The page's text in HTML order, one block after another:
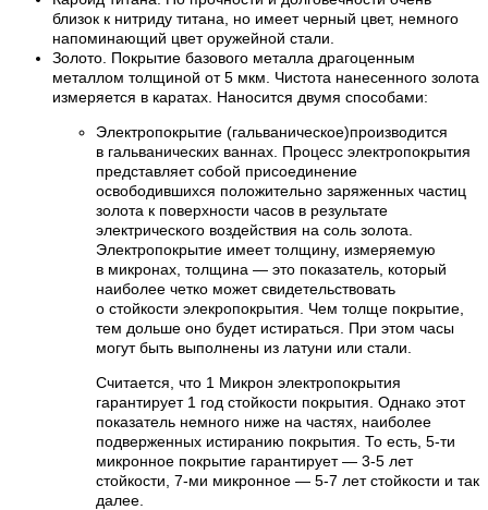
близок к нитриду титана, но имеет черный цвет, немного
напоминающий цвет оружейной стали.
Золото. Покрытие базового металла драгоценным
металлом толщиной от 5 мкм. Чистота нанесенного золота
измеряется в каратах. Наносится двумя способами:
Электропокрытие (гальваническое)производится
в гальванических ваннах. Процесс электропокрытия
представляет собой присоединение
освободившихся положительно заряженных частиц
золота к поверхности часов в результате
электрического воздействия на соль золота.
Электропокрытие имеет толщину, измеряемую
в микронах, толщина — это показатель, который
наиболее четко может свидетельствовать
о стойкости элекропокрытия. Чем толще покрытие,
тем дольше оно будет истираться. При этом часы
могут быть выполнены из латуни или стали.
Считается, что 1 Микрон электропокрытия
гарантирует 1 год стойкости покрытия. Однако этот
показатель немного ниже на частях, наиболее
подверженных истиранию покрытия. То есть, 5-ти
микронное покрытие гарантирует — 3-5 лет
стойкости, 7-ми микронное — 5-7 лет стойкости и так
далее.